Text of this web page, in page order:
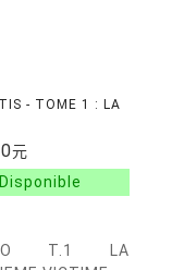
- TOME 1 : LA
元